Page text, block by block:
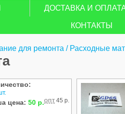
ДОСТАВКА И
КОНТАКТЫ
для ремонта / Расходные
цена: 50 р.опт 45 р.